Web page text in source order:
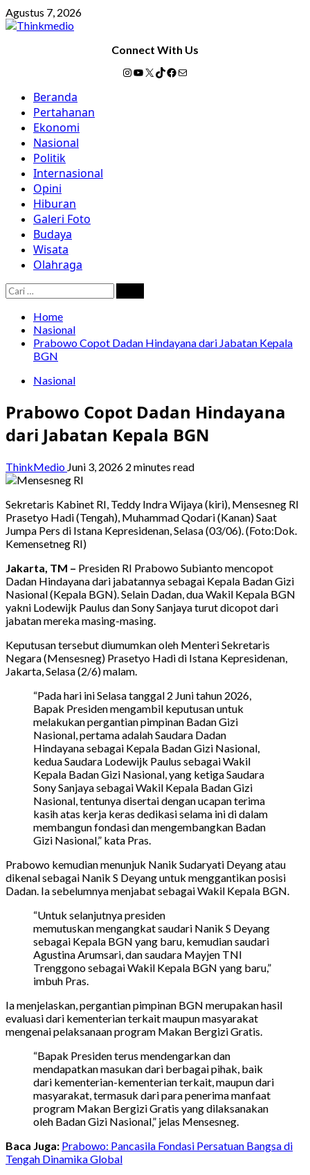
Skip
to
Agustus 7, 2026
Connect With Us
Instagram
YouTube
X TikTok
Facebook
Mail
Primary
Menu
Beranda
Pertahanan
Ekonomi
Nasional
Politik
Internasional
Opini
Hiburan
Galeri Foto
Budaya
Wisata
Olahraga
Cari
untuk:
Home
Nasional
Prabowo Copot Dadan Hindayana dari Jabatan Kepala
BGN
Nasional
Prabowo Copot Dadan Hindayana
dari Jabatan Kepala BGN
ThinkMedio Juni 3, 2026 2 minutes read
Sekretaris Kabinet RI, Teddy Indra Wijaya (kiri), Mensesneg RI
Prasetyo Hadi (Tengah), Muhammad Qodari (Kanan) Saat
Jumpa Pers di Istana Kepresidenan, Selasa (03/06). (Foto:Dok.
Kemensetneg RI)
Jakarta, TM – Presiden RI Prabowo Subianto mencopot
Dadan Hindayana dari jabatannya sebagai Kepala Badan Gizi
Nasional (Kepala BGN). Selain Dadan, dua Wakil Kepala BGN
yakni Lodewijk Paulus dan Sony Sanjaya turut dicopot dari
jabatan mereka masing-masing.
Keputusan tersebut diumumkan oleh Menteri Sekretaris
Negara (Mensesneg) Prasetyo Hadi di Istana Kepresidenan,
Jakarta, Selasa (2/6) malam.
“Pada hari ini Selasa tanggal 2 Juni tahun 2026,
Bapak Presiden mengambil keputusan untuk
melakukan pergantian pimpinan Badan Gizi
Nasional, pertama adalah Saudara Dadan
Hindayana sebagai Kepala Badan Gizi Nasional,
kedua Saudara Lodewijk Paulus sebagai Wakil
Kepala Badan Gizi Nasional, yang ketiga Saudara
Sony Sanjaya sebagai Wakil Kepala Badan Gizi
Nasional, tentunya disertai dengan ucapan terima
kasih atas kerja keras dedikasi selama ini di dalam
membangun fondasi dan mengembangkan Badan
Gizi Nasional,” kata Pras.
Prabowo kemudian menunjuk Nanik Sudaryati Deyang atau
dikenal sebagai Nanik S Deyang untuk menggantikan posisi
Dadan. Ia sebelumnya menjabat sebagai Wakil Kepala BGN.
“Untuk selanjutnya presiden
memutuskan mengangkat saudari Nanik S Deyang
sebagai Kepala BGN yang baru, kemudian saudari
Agustina Arumsari, dan saudara Mayjen TNI
Trenggono sebagai Wakil Kepala BGN yang baru,”
imbuh Pras.
Ia menjelaskan, pergantian pimpinan BGN merupakan hasil
evaluasi dari kementerian terkait maupun masyarakat
mengenai pelaksanaan program Makan Bergizi Gratis.
“Bapak Presiden terus mendengarkan dan
mendapatkan masukan dari berbagai pihak, baik
dari kementerian-kementerian terkait, maupun dari
masyarakat, termasuk dari para penerima manfaat
program Makan Bergizi Gratis yang dilaksanakan
oleh Badan Gizi Nasional,” jelas Mensesneg.
Baca Juga: Prabowo: Pancasila Fondasi Persatuan Bangsa di
Tengah Dinamika Global